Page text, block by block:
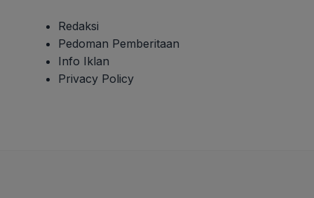
Redaksi
Pedoman Pemberitaan
Info Iklan
Privacy Policy